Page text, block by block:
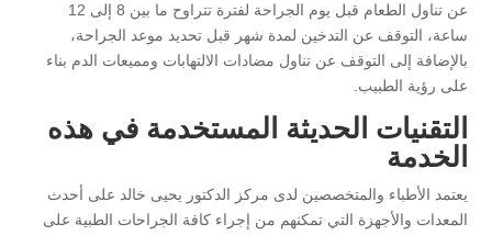
عن تناول الطعام قبل يوم الجراحة لفترة تتراوح ما بين 8 إلى 12
ساعة، التوقف عن التدخين لمدة شهر قبل تحديد موعد الجراحة،
بالإضافة إلى التوقف عن تناول مضادات الالتهابات ومميعات الدم بناء
على رؤية الطبيب.
التقنيات الحديثة المستخدمة في هذه
الخدمة
يعتمد الأطباء والمتخصصين لدى مركز الدكتور يحيى خالد على أحدث
المعدات والأجهزة التي تمكنهم من إجراء كافة الجراحات الطبية على